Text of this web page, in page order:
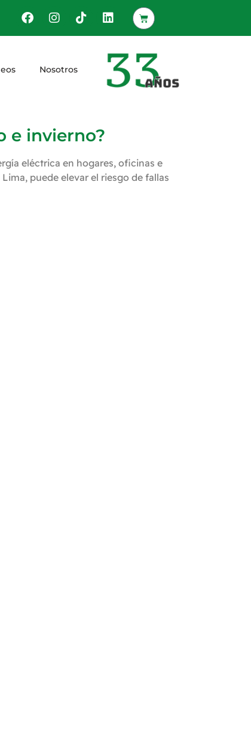
Nosotros
e invierno?
eléctrica en hogares, oficinas e
puede elevar el riesgo de fallas